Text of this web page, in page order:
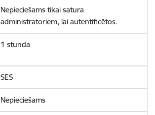
Nepieciešams tikai satura
administratoriem, lai autentificētos.
1 stunda
SES
Nepieciešams